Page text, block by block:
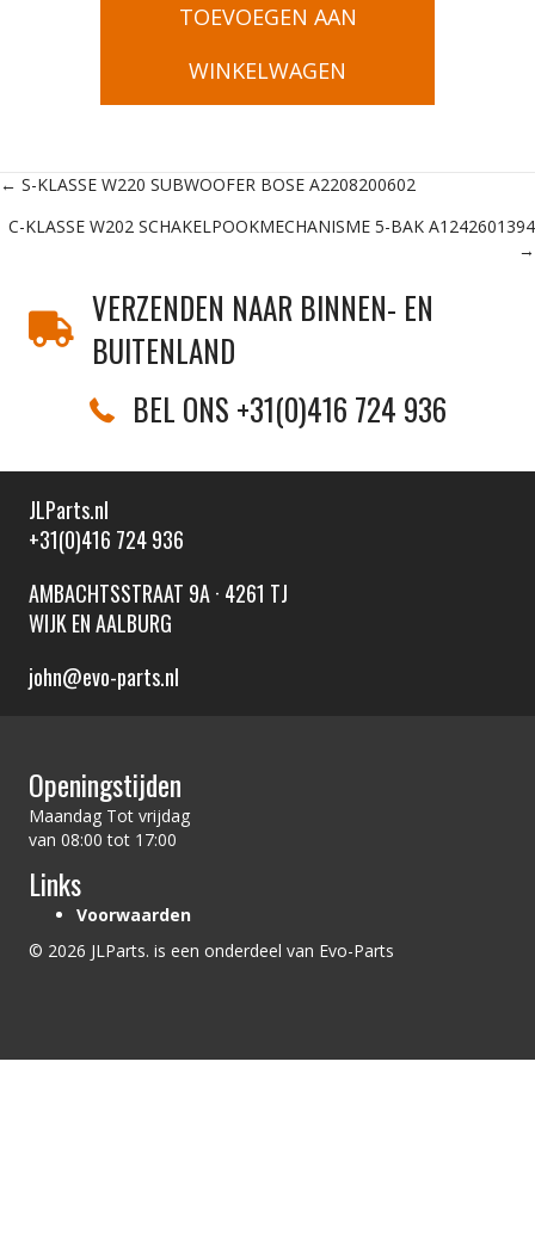
TOEVOEGEN AAN
WINKELWAGEN
Posts
navigation
← S-KLASSE W220 SUBWOOFER BOSE A2208200602
C-KLASSE W202 SCHAKELPOOKMECHANISME 5-BAK A1242601394
→
VERZENDEN NAAR BINNEN- EN
BUITENLAND
BEL ONS +31(0)416 724 936
JLParts.nl
+31(0)416 724 936
AMBACHTSSTRAAT 9A · 4261 TJ
WIJK EN AALBURG
john@evo-parts.nl
Openingstijden
Maandag Tot vrijdag
van 08:00 tot 17:00
Links
Voorwaarden
© 2026 JLParts. is een onderdeel van Evo-Parts